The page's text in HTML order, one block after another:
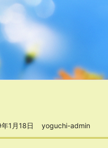
1月18日 yoguchi-admin